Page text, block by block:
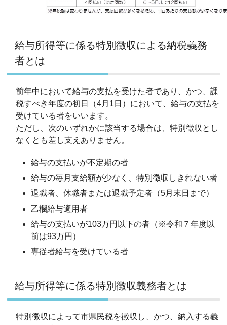
給与所得等に係る特別徴収による納税義務
者とは
前年中において給与の支払を受けた者であり、かつ、課
税すべき年度の初日（4月1日）において、給与の支払を
受けている者をいいます。
ただし、次のいずれかに該当する場合は、特別徴収とし
なくとも差し支えありません。
給与の支払いが不定期の者
給与の毎月支給額が少なく、特別徴収しきれない者
退職者、休職者または退職予定者（5月末日まで）
乙欄給与適用者
給与の支払いが103万円以下の者（※令和７年度以
前は93万円）
専従者給与を受けている者
給与所得等に係る特別徴収義務者とは
特別徴収によって市県民税を徴収し、かつ、納入する義